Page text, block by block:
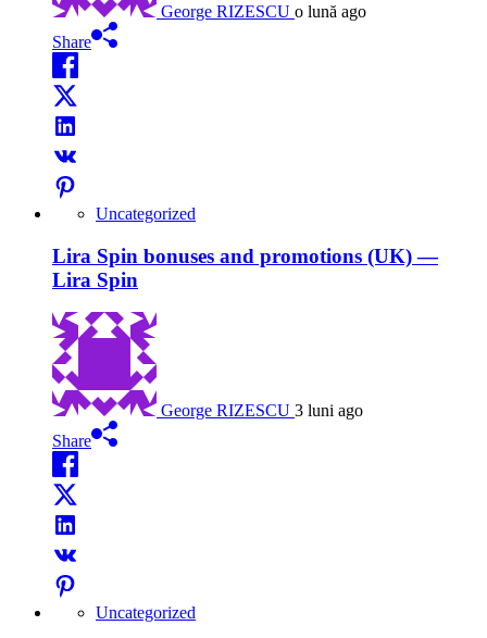
George RIZESCU o lună ago
Share
Uncategorized
Lira Spin bonuses and promotions (UK) —
Lira Spin
George RIZESCU 3 luni ago
Share
Uncategorized